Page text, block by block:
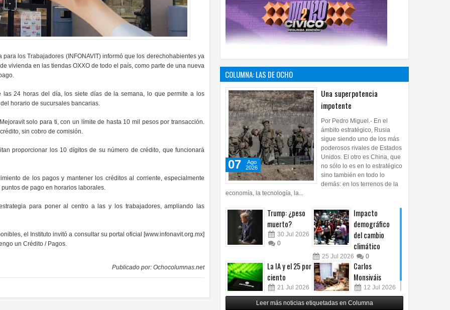
los Trabajadores (INFONAVIT) informó que los derechohabientes ya
vivienda en las tiendas OXXO de todo el país, como parte de una nueva
24 horas del día, los siete días de la semana, lo que permite a los
horario de sucursales bancarias.
solo para ti, con un límite de hasta 10 mil pesos por transacción.
sin cobro de comisión.
proporcionar los 10 dígitos de su número de crédito, que funcionará
de los pagos y mantener los créditos al corriente, especialmente
de pago en horarios laborales.
para poner al centro a las y los trabajadores, ampliando las
el Instituto invitó a consultar su portal oficial [www.infonavit.org.mx]
un Crédito / Pagos.
Publicado por: Ochocolumnas.net
COLUMNA: LAS DE OCHO
Una superpotencia
impotente
07
Ago
2026
Por Pedro Miguel.- En el
ámbito estratégico, Rusia
sigue siendo uno de los más
poderosos rivales de Estados
Unidos. El otro es China, que
no sólo lo es en lo estratégico
sino también en todo lo
demás: en los terrenos de la
economía, la tecnología, la...
Trump: ¿peso
muerto?
30 Jul 2026
0
Impacto
demográfico
del cambio
climático
25 Jul 2026 0
La IA y el 25 por
ciento
21 Jul 2026
0
Carlos
Monsiváis
12 Jul 2026
0
Leer más noticias etiquetadas en Columna